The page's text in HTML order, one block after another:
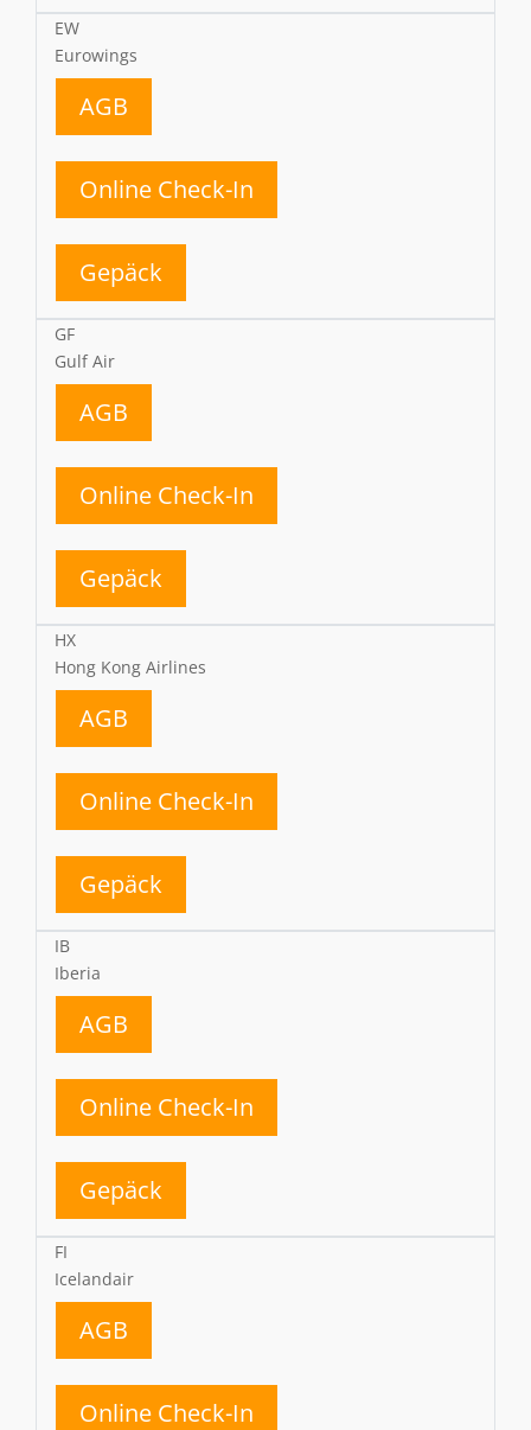
EW
Eurowings
AGB
Online Check-In
Gepäck
GF
Gulf Air
AGB
Online Check-In
Gepäck
HX
Hong Kong Airlines
AGB
Online Check-In
Gepäck
IB
Iberia
AGB
Online Check-In
Gepäck
FI
Icelandair
AGB
Online Check-In